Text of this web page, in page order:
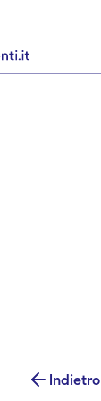
Indietro